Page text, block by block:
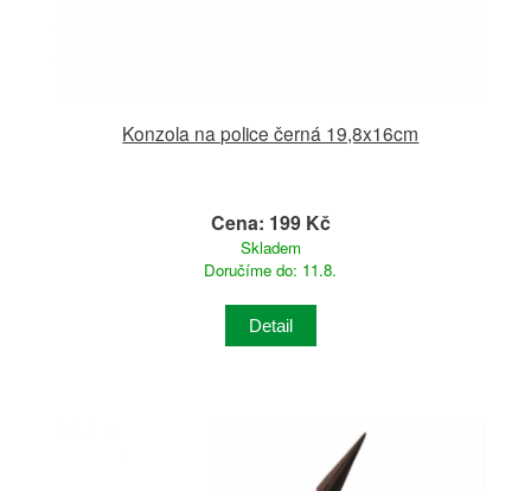
Konzola na police černá 19,8x16cm
Cena: 199 Kč
Skladem
Doručíme do: 11.8.
Detail